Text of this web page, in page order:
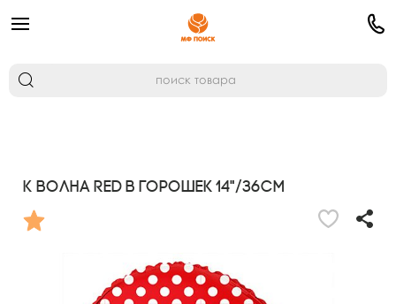
K Волна RED в горошек 14"/36см